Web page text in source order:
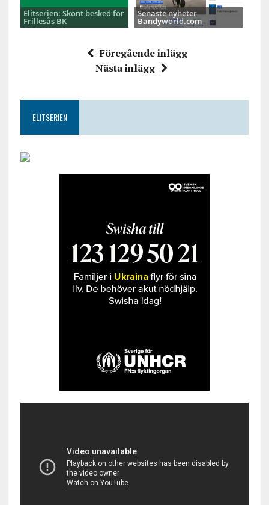
Elitserien: Skönt besked för
Frillesås BK
Senaste nyheter
Bandyworld.com
Föregående inlägg
Nästa inlägg
ELITSERIEN